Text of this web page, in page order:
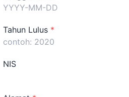
Tahun Lulus *
NIS